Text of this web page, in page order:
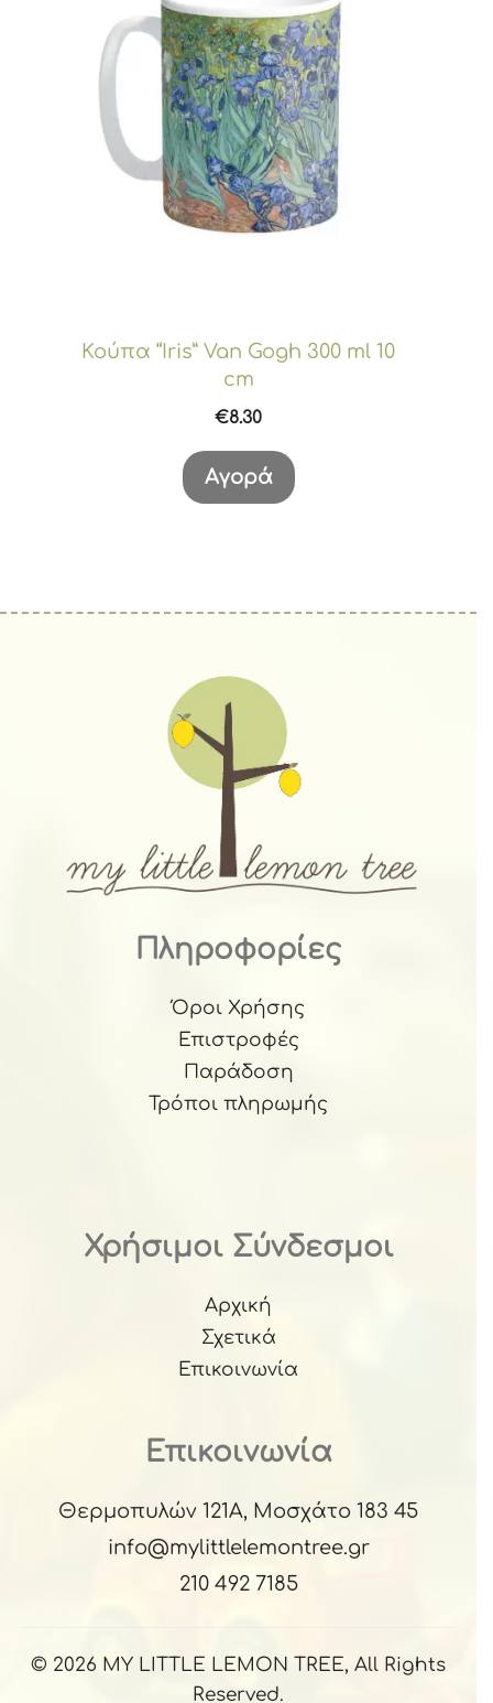
Κούπα “Iris” Van Gogh 300 ml 10
cm
€8.30
Αγορά
Πληροφορίες
Όροι Χρήσης
Επιστροφές
Παράδοση
Τρόποι πληρωμής
Χρήσιμοι Σύνδεσμοι
Αρχική
Σχετικά
Επικοινωνία
Επικοινωνία
Θερμοπυλών 121Α, Μοσχάτο 183 45
info@mylittlelemontree.gr
210 492 7185
© 2026 MY LITTLE LEMON TREE, All Rights
Reserved.